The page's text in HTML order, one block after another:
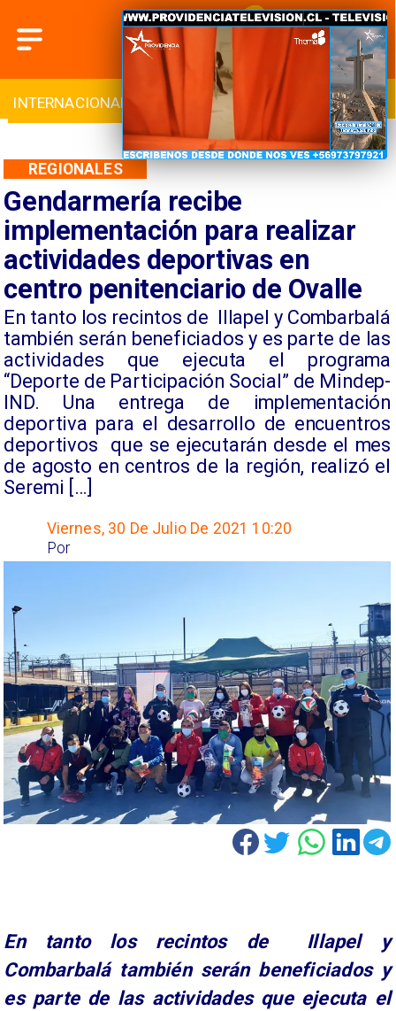
INTERNACIONAL DEPORTES CULTURA
Gendarmería recibe
implementación para realizar
actividades deportivas en
centro penitenciario de Ovalle
En tanto los recintos de Illapel y Combarbalá
también serán beneficiados y es parte de las
actividades que ejecuta el programa
“Deporte de Participación Social” de Mindep-
IND. Una entrega de implementación
deportiva para el desarrollo de encuentros
deportivos que se ejecutarán desde el mes
de agosto en centros de la región, realizó el
Seremi […]
REGIONALES
Viernes, 30 De Julio De 2021 10:20
Por
En tanto los recintos de Illapel y
Combarbalá también serán beneficiados y
es parte de las actividades que ejecuta el